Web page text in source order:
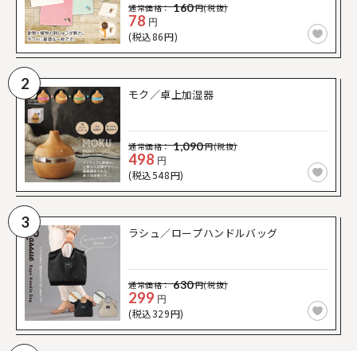
通常価格： 160円(税抜)
78 円
(税込86円)
2
モク／卓上加湿器
通常価格： 1,090円(税抜)
498 円
(税込548円)
3
ラシュ／ロープハンドルバッグ
通常価格： 630円(税抜)
299 円
(税込329円)